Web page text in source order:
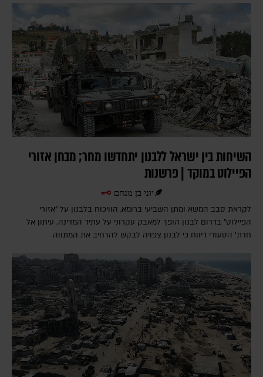
השיחות בין ישראל ללבנון יתחדשו מחר; מבחן אזורי
הפיילוט במוקד | פרשנות
יוני בן מנחם
לקראת סבב המשא ומתן השביעי ברומא, הוויכוח בלבנון על "אזורי
הפיילוט" בדרום לבנון הופך למאבק עקרוני על עתיד המדינה. עיתון אל
חדת' הסעודי דיווח כי לבנון צפויה לבקש להרחיב את המתווה